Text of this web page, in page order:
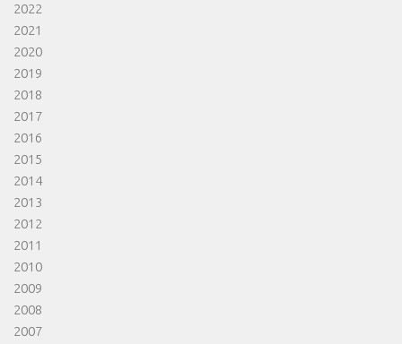
2022
2021
2020
2019
2018
2017
2016
2015
2014
2013
2012
2011
2010
2009
2008
2007